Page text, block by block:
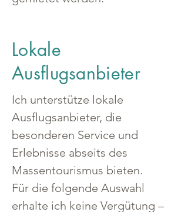
Lokale
Ausflugsanbieter
Ich unterstütze lokale
Ausflugsanbieter, die
besonderen Service und
Erlebnisse abseits des
Massentourismus bieten.
Für die folgende Auswahl
erhalte ich keine Vergütung –